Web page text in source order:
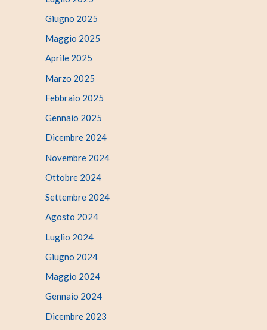
Giugno 2025
Maggio 2025
Aprile 2025
Marzo 2025
Febbraio 2025
Gennaio 2025
Dicembre 2024
Novembre 2024
Ottobre 2024
Settembre 2024
Agosto 2024
Luglio 2024
Giugno 2024
Maggio 2024
Gennaio 2024
Dicembre 2023